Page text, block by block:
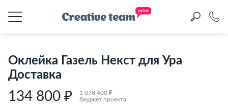
Оклейка Газель Некст для Ура
Доставка
134 800 ₽
1 078 400 ₽
бюджет проекта